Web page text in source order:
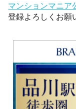
マンションマニア
登録よろしくお願